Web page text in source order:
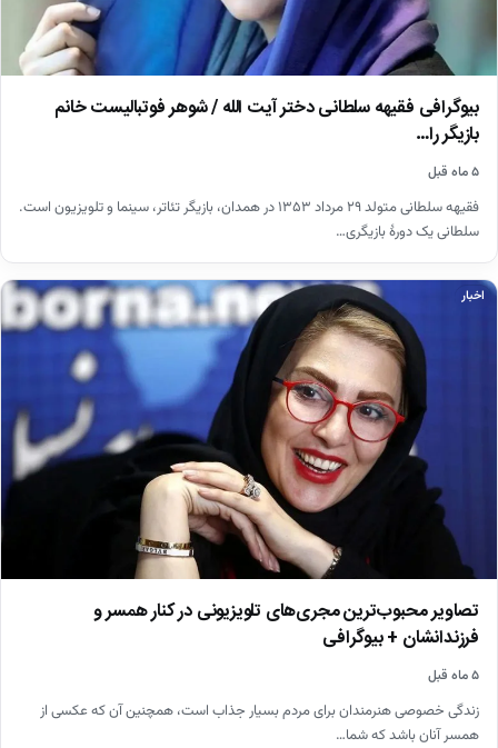
بیوگرافی فقیهه سلطانی دختر آیت الله / شوهر فوتبالیست خانم
بازیگر را…
۵ ماه قبل
فقیهه سلطانی متولد ۲۹ مرداد ۱۳۵۳ در همدان، بازیگر تئاتر، سینما و تلویزیون است.
سلطانی یک دورهٔ بازیگری…
اخبار
تصاویر محبوب‌ترین مجری‌های تلویزیونی در کنار همسر و
فرزندانشان + بیوگرافی
۵ ماه قبل
زندگی خصوصی هنرمندان برای مردم بسیار جذاب است، همچنین آن که عکسی از
همسر آنان باشد که شما…